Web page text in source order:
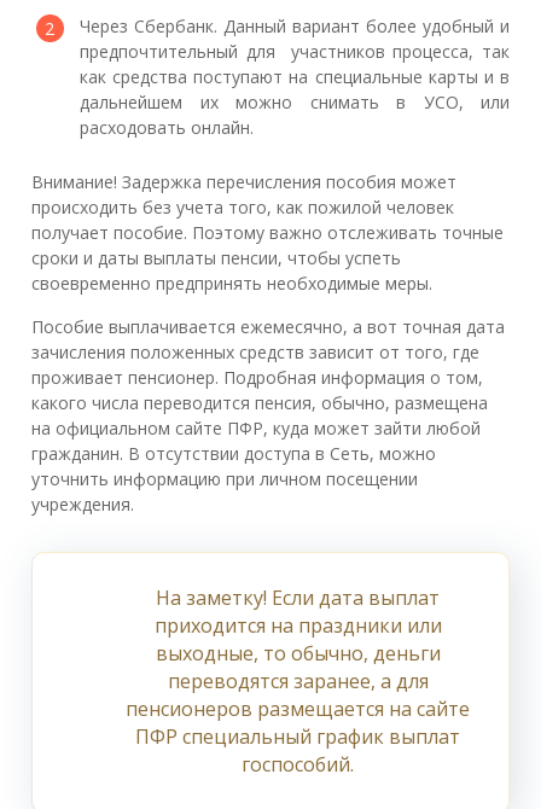
Через Сбербанк. Данный вариант более удобный и
предпочтительный для участников процесса, так
как средства поступают на специальные карты и в
дальнейшем их можно снимать в УСО, или
расходовать онлайн.
Внимание! Задержка перечисления пособия может
происходить без учета того, как пожилой человек
получает пособие. Поэтому важно отслеживать точные
сроки и даты выплаты пенсии, чтобы успеть
своевременно предпринять необходимые меры.
Пособие выплачивается ежемесячно, а вот точная дата
зачисления положенных средств зависит от того, где
проживает пенсионер. Подробная информация о том,
какого числа переводится пенсия, обычно, размещена
на официальном сайте ПФР, куда может зайти любой
гражданин. В отсутствии доступа в Сеть, можно
уточнить информацию при личном посещении
учреждения.
На заметку! Если дата выплат
приходится на праздники или
выходные, то обычно, деньги
переводятся заранее, а для
пенсионеров размещается на сайте
ПФР специальный график выплат
госпособий.